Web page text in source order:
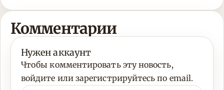
Комментарии
Нужен аккаунт
Чтобы комментировать эту новость,
войдите или зарегистрируйтесь по email.